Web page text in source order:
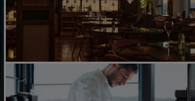
Serviced
Flughafenhotels
Neue und geplante
Tagungen und
Veranstaltungen
Entdecken Sie